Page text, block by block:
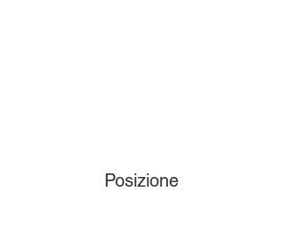
Posizione